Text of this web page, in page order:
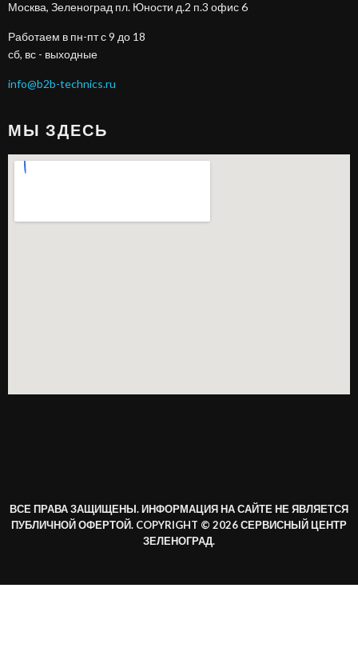
Москва, Зеленоград пл. Юности д.2 п.3 офис 6
Работаем в пн-пт с 9 до 18
сб, вс - выходные
info@b2b-technics.ru
МЫ ЗДЕСЬ
ВСЕ ПРАВА ЗАЩИЩЕНЫ. ИНФОРМАЦИЯ НА САЙТЕ НЕ ЯВЛЯЕТСЯ
ПУБЛИЧНОЙ ОФЕРТОЙ. COPYRIGHT © 2026 СЕРВИСНЫЙ ЦЕНТР
ЗЕЛЕНОГРАД.